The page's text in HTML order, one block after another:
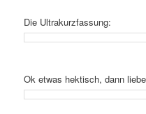
Die Ultrakurzfassung:
Ok etwas hektisch, dann